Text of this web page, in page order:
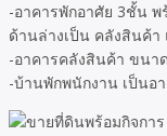
-อาคารพักอาศัย 3ชั้น
ด้านล่างเป็น คลังสินค้
-อาคารคลังสินค้า ขนา
-บ้านพักพนักงาน เป็นอ